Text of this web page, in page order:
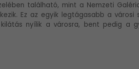
található, mint a Nemzeti
Ez az egyik legtágasabb a
nyílik a városra, bent pedig a